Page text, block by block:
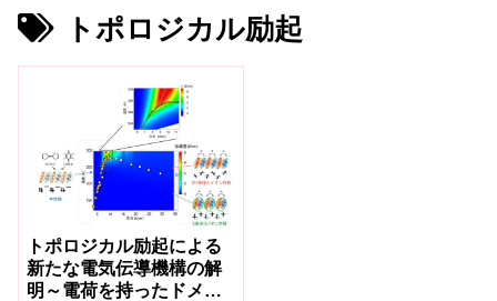
トポロジカル励起
トポロジカル励起による
新たな電気伝導機構の解
明～電荷を持ったドメイ